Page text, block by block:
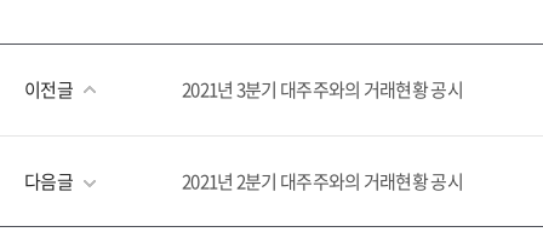
이전글 2021년 3분기 대주주와의 거래현황 공시
다음글 2021년 2분기 대주주와의 거래현황 공시